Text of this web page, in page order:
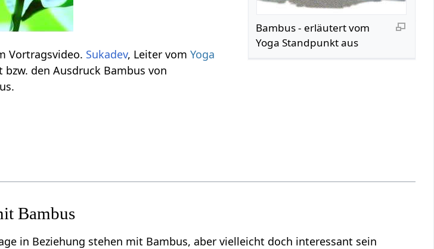
Bambus‏‎ - erläutert vom
Yoga Standpunkt aus
Bambus‏‎ in diesem Vortragsvideo. Sukadev, Leiter vomYoga
den Ausdruck Bambus‏‎ von
mit Bambus‏‎, aber vielleicht doch interessant sein